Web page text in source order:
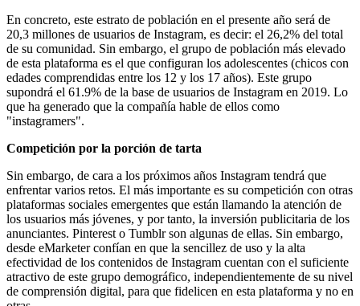
En concreto, este estrato de población en el presente año será de
20,3 millones de usuarios de Instagram, es decir: el 26,2% del total
de su comunidad. Sin embargo, el grupo de población más elevado
de esta plataforma es el que configuran los adolescentes (chicos con
edades comprendidas entre los 12 y los 17 años). Este grupo
supondrá el 61.9% de la base de usuarios de Instagram en 2019. Lo
que ha generado que la compañía hable de ellos como
"instagramers".
Competición por la porción de tarta
Sin embargo, de cara a los próximos años Instagram tendrá que
enfrentar varios retos. El más importante es su competición con otras
plataformas sociales emergentes que están llamando la atención de
los usuarios más jóvenes, y por tanto, la inversión publicitaria de los
anunciantes. Pinterest o Tumblr son algunas de ellas. Sin embargo,
desde eMarketer confían en que la sencillez de uso y la alta
efectividad de los contenidos de Instagram cuentan con el suficiente
atractivo de este grupo demográfico, independientemente de su nivel
de comprensión digital, para que fidelicen en esta plataforma y no en